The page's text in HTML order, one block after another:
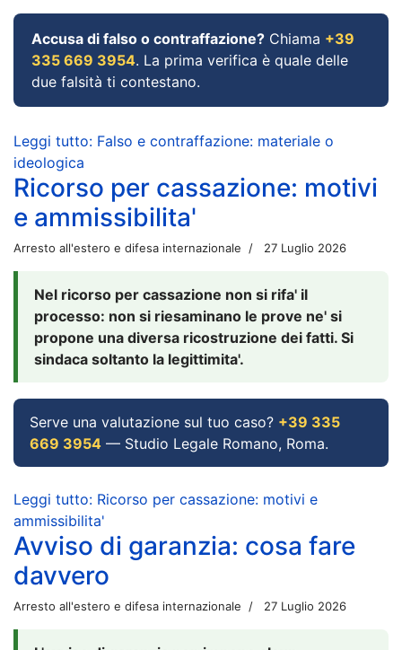
Accusa di falso o contraffazione? Chiama +39
335 669 3954. La prima verifica è quale delle
due falsità ti contestano.
Leggi tutto: Falso e contraffazione: materiale o
ideologica
Ricorso per cassazione: motivi
e ammissibilita'
Arresto all'estero e difesa internazionale 27 Luglio 2026
Nel ricorso per cassazione non si rifa' il
processo: non si riesaminano le prove ne' si
propone una diversa ricostruzione dei fatti. Si
sindaca soltanto la legittimita'.
Serve una valutazione sul tuo caso? +39 335
669 3954 — Studio Legale Romano, Roma.
Leggi tutto: Ricorso per cassazione: motivi e
ammissibilita'
Avviso di garanzia: cosa fare
davvero
Arresto all'estero e difesa internazionale 27 Luglio 2026